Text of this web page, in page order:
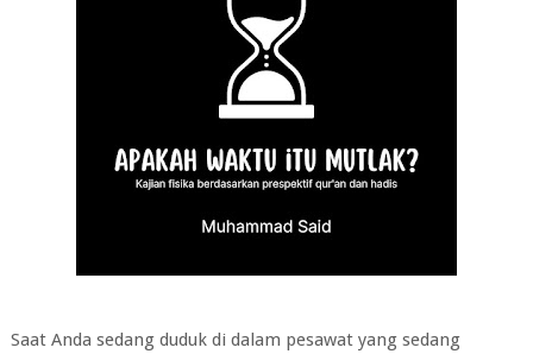
Saat Anda sedang duduk di dalam pesawat yang sedang